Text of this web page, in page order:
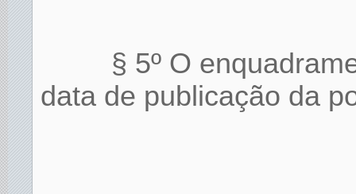
§ 5º O
data de publicação da